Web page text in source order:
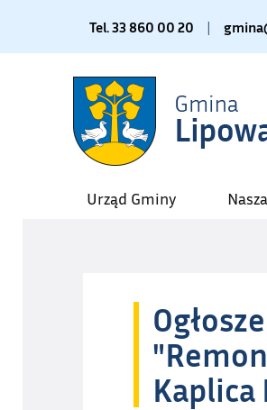
Tel. 33 860 00 20 |
Urząd Gminy
Kaplica